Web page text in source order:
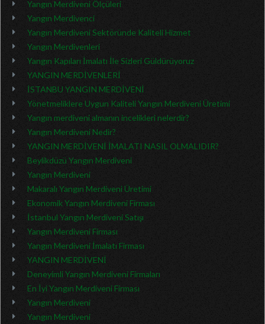
Yangın Merdiveni Ölçüleri
Yangın Merdivenci
Yangın Merdiveni Sektöründe Kaliteli Hizmet
Yangın Merdivenleri
Yangın Kapıları İmalatı İle Sizleri Güldürüyoruz
YANGIN MERDİVENLERİ
İSTANBU YANGIN MERDİVENİ
Yönetmeliklere Uygun Kaliteli Yangın Merdiveni Üretimi
Yangın merdiveni almanın incelikleri nelerdir?
Yangın Merdiveni Nedir?
YANGIN MERDİVENİ İMALATI NASIL OLMALIDIR?
Beylikdüzü Yangın Merdiveni
Yangın Merdiveni
Makaralı Yangın Merdiveni Üretimi
Ekonomik Yangın Merdiveni Firması
İstanbul Yangın Merdiveni Satışı
Yangın Merdiveni Firması
Yangın Merdiveni İmalatı Firması
YANGIN MERDİVENİ
Deneyimli Yangın Merdiveni Firmaları
En İyi Yangın Merdiveni Firması
Yangın Merdiveni
Yangın Merdiveni